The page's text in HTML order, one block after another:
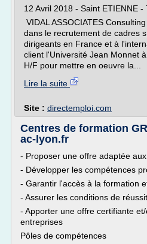
12 Avril 2018 - Saint ETIENNE -
VIDAL ASSOCIATES
dans le recrutement de cadres
dirigeants en France et à
client l'Université Jean Monnet
H/F pour mettre en oeuvre la...
Lire la suite
Site : directemploi.com
Centres de formation
ac-lyon.fr
- Proposer une offre adaptée
- Développer les compétences
- Garantir l'accès à la formation
- Assurer les conditions de
- Apporter une offre certifiante
entreprises
Pôles de compétences